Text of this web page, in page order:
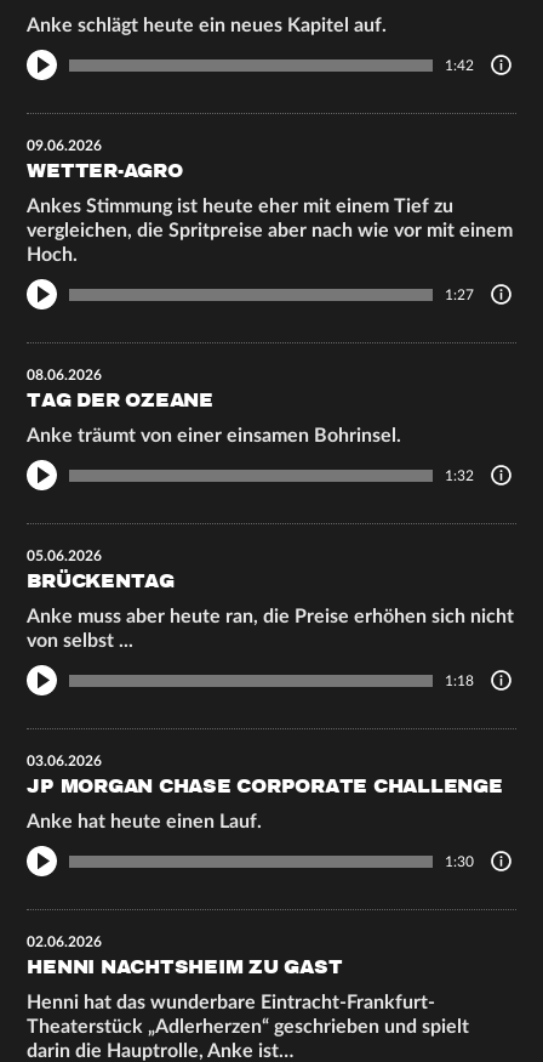
Anke schlägt heute ein neues Kapitel auf.
1:42
09.06.2026
WETTER-AGRO
Ankes Stimmung ist heute eher mit einem Tief zu
vergleichen, die Spritpreise aber nach wie vor mit einem
Hoch.
1:27
08.06.2026
TAG DER OZEANE
Anke träumt von einer einsamen Bohrinsel.
1:32
05.06.2026
BRÜCKENTAG
Anke muss aber heute ran, die Preise erhöhen sich nicht
von selbst ...
1:18
03.06.2026
JP MORGAN CHASE CORPORATE CHALLENGE
Anke hat heute einen Lauf.
1:30
02.06.2026
HENNI NACHTSHEIM ZU GAST
Henni hat das wunderbare Eintracht-Frankfurt-
Theaterstück „Adlerherzen“ geschrieben und spielt
darin die Hauptrolle, Anke ist…